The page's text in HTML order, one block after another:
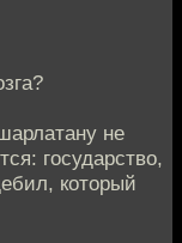
не
государство,
который